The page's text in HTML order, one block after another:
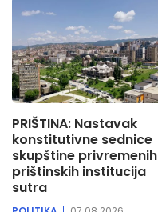
PRIŠTINA: Nastavak
konstitutivne sednice
skupštine privremenih
prištinskih institucija
sutra